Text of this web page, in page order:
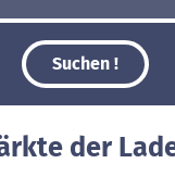
Suchen !
der